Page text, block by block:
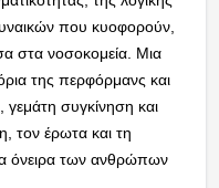
που κυοφορούν,
στα νοσοκομεία. Μια
της περφόρμανς και
συγκίνηση και
τον έρωτα και τη
όνειρα των ανθρώπων